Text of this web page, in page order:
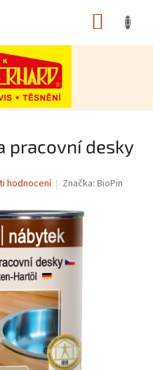
pracovní desky
hodnocení Značka:BioPin